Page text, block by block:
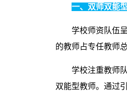
一、双师双能
学校师资队伍
的教师占专任教师
学校注重教师
双能型教师。通过